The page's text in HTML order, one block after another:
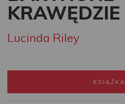
KRAWĘDZIE
Lucinda Riley
KSIĄŻKA